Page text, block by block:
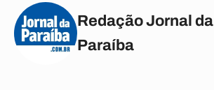
Redação Jornal da
Paraíba